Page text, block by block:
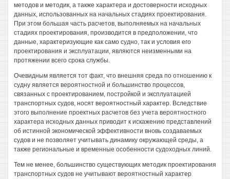
методов и методик, а также характера и достоверности исходных
данных, использованных на начальных стадиях проектирования.
При этом большая часть расчетов, выполняемых на начальных
стадиях проектирования, производится в предположении, что
данные, характеризующие как само судно, так и условия его
проектирования и эксплуатации, являются неизменными на
протяжении всего срока службы.
Очевидным является тот факт, что внешняя среда по отношению к
судну является вероятностной и большинство процессов,
связанных с проектированием, постройкой и эксплуатацией
транспортных судов, носят вероятностный характер. Вследствие
этого выполнение проектных расчетов без учета вероятностного
характера исходных данных приводит к искажению представлений
об истинной экономической эффективности вновь создаваемых
судов и не позволяет учитывать динамику окружающей среды, а
также региональные и временные особенности судоходных линий.
Тем не менее, большинство существующих методик проектирования
транспортных судов не учитывают вероятностный характер